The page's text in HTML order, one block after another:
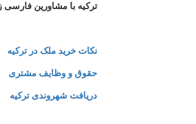
ترکیه با مشاورین فارسی
نکات خرید ملک در ترکیه
حقوق و وظایف مشتری
دریافت شهروندی ترکیه